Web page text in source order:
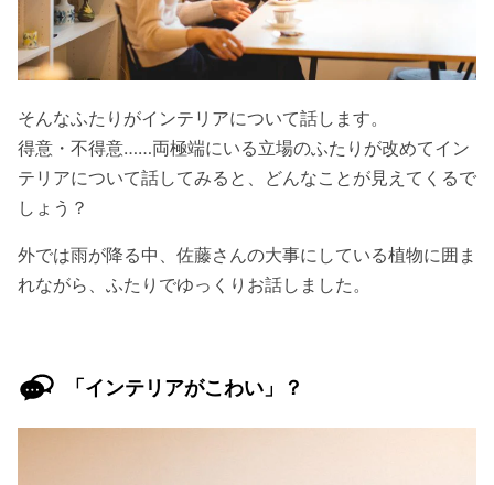
そんなふたりがインテリアについて話します。
得意・不得意……両極端にいる立場のふたりが改めてイン
テリアについて話してみると、どんなことが見えてくるで
しょう？
外では雨が降る中、佐藤さんの大事にしている植物に囲ま
れながら、ふたりでゆっくりお話しました。
「インテリアがこわい」？